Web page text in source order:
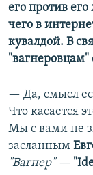
его против
чего в
кувалдой. В
"вагнеровцам"
— Да, смысл
Что касается
Мы с вами не
засланным
"Вагнер" —